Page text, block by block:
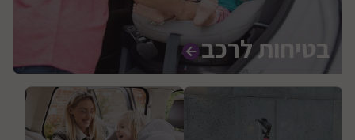
בטיחות לרכב